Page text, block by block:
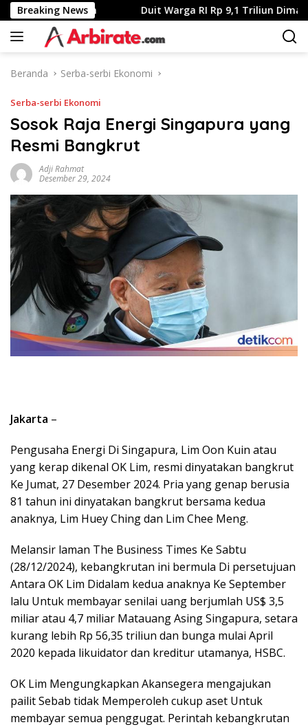
Langsung
ke
konten
Breaking News
Perbankan Duit Warga RI Rp 9,1 Triliun Dimaling,
Beranda Serba-serbi Ekonomi
Serba-serbi Ekonomi
Sosok Raja Energi Singapura yang
Resmi Bangkrut
Adji Rahmat
Desember 29, 2024
Jakarta –
Pengusaha Energi Di Singapura, Lim Oon Kuin atau
yang kerap dikenal OK Lim, resmi dinyatakan bangkrut
Ke Jumat, 27 Desember 2024. Pria yang genap berusia
81 tahun ini dinyatakan bangkrut bersama kedua
anaknya, Lim Huey Ching dan Lim Chee Meng.
Melansir laman The Business Times Ke Sabtu
(28/12/2024), kebangkrutan ini bermula Di persetujuan
Antara OK Lim Didalam kedua anaknya Ke September
lalu Untuk membayar senilai uang berjumlah US$ 3,5
miliar atau 4,7 miliar Matauang Asing Singapura, setara
kurang lebih Rp 56,35 triliun dan bunga mulai April
2020 kepada likuidator dan kreditur utamanya, HSBC.
OK Lim Mengungkapkan Akansegera mengajukan
pailit Sebab tidak Memperoleh cukup aset Untuk
membayar semua penggugat. Perintah kebangkrutan